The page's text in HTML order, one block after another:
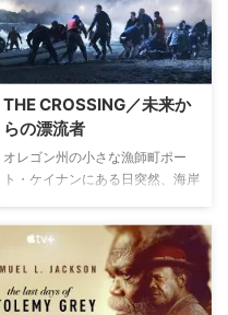
THE CROSSING／未来か
らの漂流者
オレゴン州の小さな漁師町ポー
ト・ケイナンにある日突然、海岸
の保安官ジュードは、彼らに話を
聞くと180年後のアメリカで起き
る戦争から逃れるために亡命先を
求めてきたという。未来では遺伝
子改造で人並み外れた能力と防御